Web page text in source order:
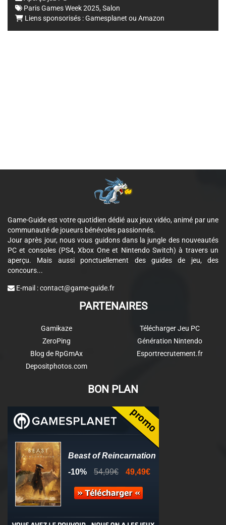
Paris Games Week 2025, Salon
Liens sponsorisés :Gamesplanet ou Amazon
Game-Guide est votre quotidien dédié aux jeux vidéo, animé par une
communauté de joueurs bénévoles passionnés.
Jour après jour, nous vous guidons dans la jungle des nouveautés
PC et consoles (PS4, Xbox One et Nintendo Switch) à travers un
aperçu. Mais aussi ponctuellement des guides de jeu, des
concours...
E-mail :contact@game-guide.fr
PARTENAIRES
Gamikaze
ZeroPing
Blog de RpGmAx
Depositphotos.com
Télécharger Jeu PC
Génération Nintendo
Esportrecrutement.fr
BON PLAN